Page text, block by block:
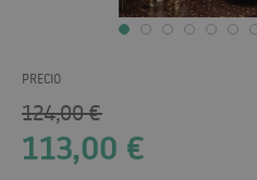
PRECIO
124,00€
113,00 €